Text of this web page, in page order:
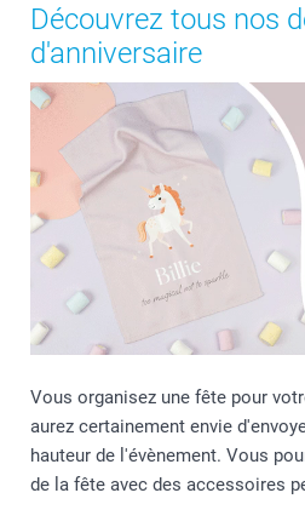
Découvrez tous nos
d'anniversaire
Vous organisez une fête pour
aurez certainement envie
hauteur de l'évènement. Vous
de la fête avec des accessoires